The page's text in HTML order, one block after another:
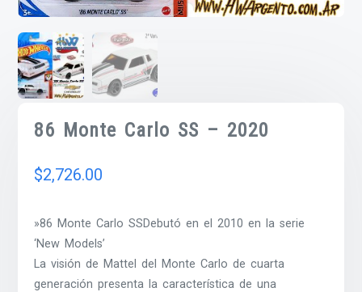
86 Monte Carlo SS – 2020
$2,726.00
»86 Monte Carlo SSDebutó en el 2010 en la serie
‘New Models’
La visión de Mattel del Monte Carlo de cuarta
generación presenta la característica de una